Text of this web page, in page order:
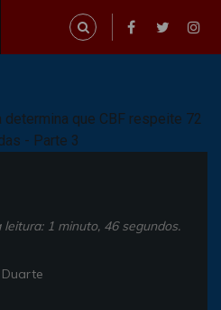
1 minuto, 46 segundos.